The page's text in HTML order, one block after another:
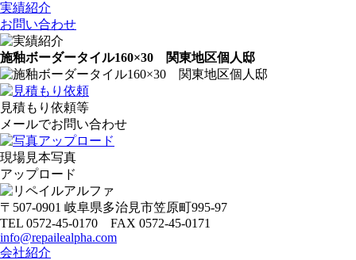
実績紹介
お問い合わせ
施釉ボーダータイル160×30 関東地区個人邸
見積もり依頼等
メールでお問い合わせ
現場見本写真
アップロード
〒507-0901 岐阜県多治見市笠原町995-97
TEL 0572-45-0170 FAX 0572-45-0171
info@repailealpha.com
会社紹介